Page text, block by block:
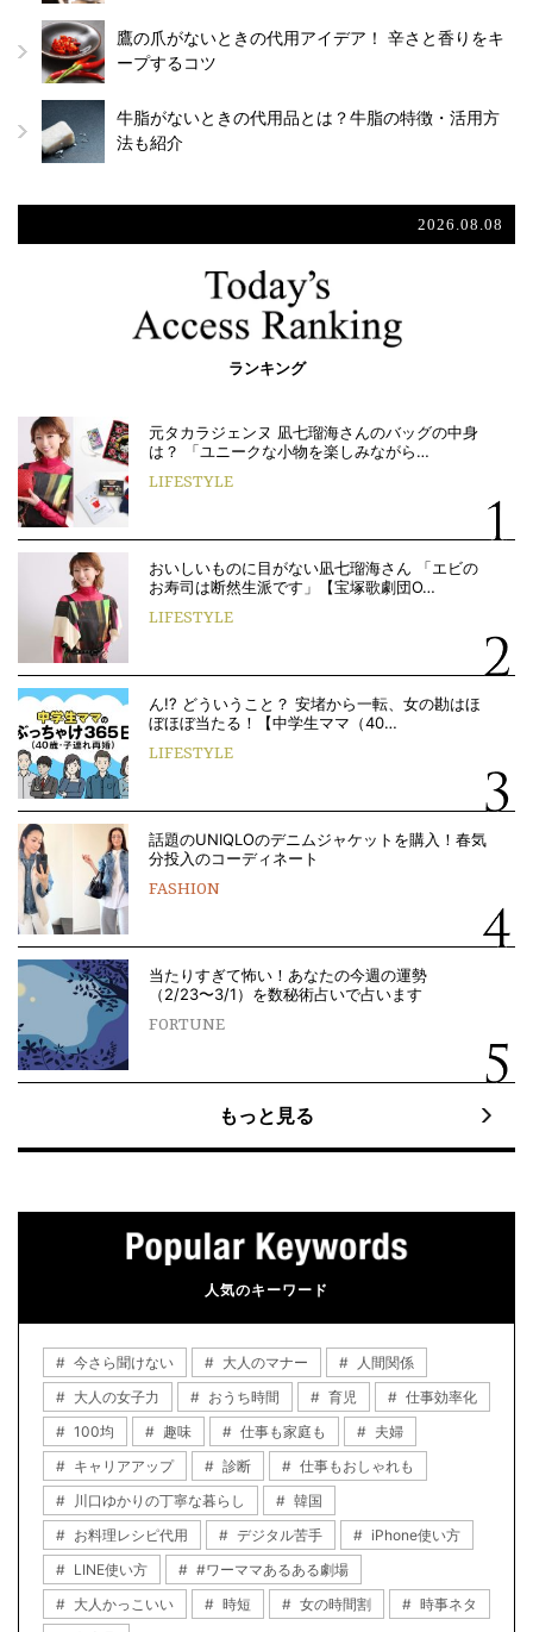
鷹の爪がないときの代用アイデア！ 辛さと香りをキ
ープするコツ
牛脂がないときの代用品とは？牛脂の特徴・活用方
法も紹介
2026.08.08
ランキング
元タカラジェンヌ 凪七瑠海さんのバッグの中身
は？ 「ユニークな小物を楽しみながら…
LIFESTYLE
おいしいものに目がない凪七瑠海さん 「エビの
お寿司は断然生派です」【宝塚歌劇団O…
LIFESTYLE
ん!? どういうこと？ 安堵から一転、女の勘はほ
ぼほぼ当たる！【中学生ママ（40…
LIFESTYLE
話題のUNIQLOのデニムジャケットを購入！春気
分投入のコーディネート
FASHION
当たりすぎて怖い！あなたの今週の運勢
（2/23〜3/1）を数秘術占いで占います
FORTUNE
もっと見る
人気のキーワード
今さら聞けない 大人のマナー
人間関係
大人の女子力
おうち時間 育児
仕事効率化
100均
趣味 仕事も家庭も
夫婦
キャリアアップ
診断
仕事もおしゃれも
川口ゆかりの丁寧な暮らし
韓国
お料理レシピ代用
デジタル苦手
iPhone使い方
LINE使い方
#ワーママあるある劇場
大人かっこいい
時短 女の時間割
時事ネタ